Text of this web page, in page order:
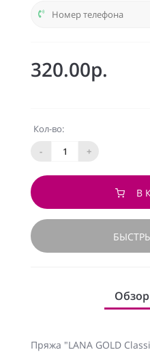
320.00р.
Кол-во:
-
+
В
Пряжа "LANA GOLD